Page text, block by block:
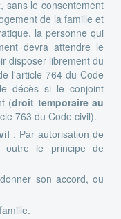
, sans le consentement
de la famille et
la personne qui
devra attendre le
disposer librement du
l'article 764 du Code
décès si le conjoint
(droit temporaire au
763 du Code civil).
: Par autorisation de
outre le principe de
donner son accord, ou